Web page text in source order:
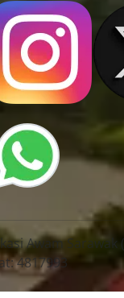
Awam Sarawak
4817993